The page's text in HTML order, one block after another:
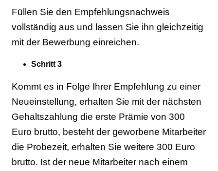
Füllen Sie den Empfehlungsnachweis
vollständig aus und lassen Sie ihn gleichzeitig
mit der Bewerbung einreichen.
Schritt 3
Kommt es in Folge Ihrer Empfehlung zu einer
Neueinstellung, erhalten Sie mit der nächsten
Gehaltszahlung die erste Prämie von 300
Euro brutto, besteht der geworbene Mitarbeiter
die Probezeit, erhalten Sie weitere 300 Euro
brutto. Ist der neue Mitarbeiter nach einem